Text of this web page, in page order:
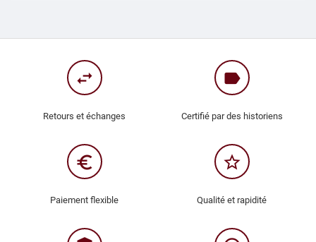
swap_horiz
Retours et échanges
label
Certifié par des historiens
euro_symbol
Paiement flexible
star_border
Qualité et rapidité